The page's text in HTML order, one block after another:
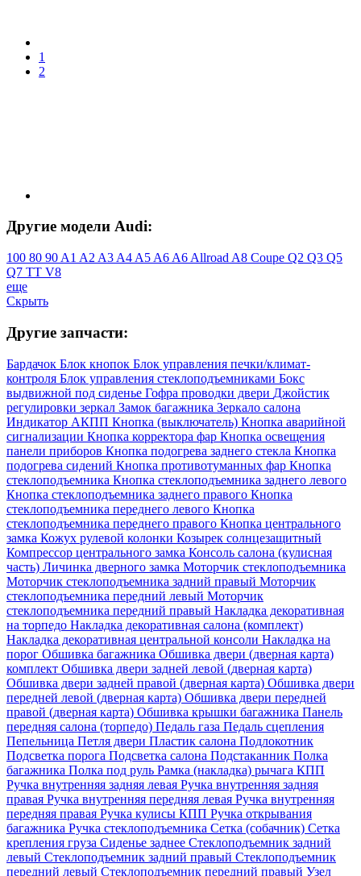
1
2
Другие модели Audi:
100 80 90 A1 A2 A3 A4 A5 A6 A6 Allroad A8 Coupe Q2 Q3 Q5
Q7 TT V8
еще
Скрыть
Другие запчасти:
Бардачок Блок кнопок Блок управления печки/климат-
контроля Блок управления стеклоподъемниками Бокс
выдвижной под сиденье Гофра проводки двери Джойстик
регулировки зеркал Замок багажника Зеркало салона
Индикатор АКПП Кнопка (выключатель) Кнопка аварийной
сигнализации Кнопка корректора фар Кнопка освещения
панели приборов Кнопка подогрева заднего стекла Кнопка
подогрева сидений Кнопка противотуманных фар Кнопка
стеклоподъемника Кнопка стеклоподъемника заднего левого
Кнопка стеклоподъемника заднего правого Кнопка
стеклоподъемника переднего левого Кнопка
стеклоподъемника переднего правого Кнопка центрального
замка Кожух рулевой колонки Козырек солнцезащитный
Компрессор центрального замка Консоль салона (кулисная
часть) Личинка дверного замка Моторчик стеклоподъемника
Моторчик стеклоподъемника задний правый Моторчик
стеклоподъемника передний левый Моторчик
стеклоподъемника передний правый Накладка декоративная
на торпедо Накладка декоративная салона (комплект)
Накладка декоративная центральной консоли Накладка на
порог Обшивка багажника Обшивка двери (дверная карта)
комплект Обшивка двери задней левой (дверная карта)
Обшивка двери задней правой (дверная карта) Обшивка двери
передней левой (дверная карта) Обшивка двери передней
правой (дверная карта) Обшивка крышки багажника Панель
передняя салона (торпедо) Педаль газа Педаль сцепления
Пепельница Петля двери Пластик салона Подлокотник
Подсветка порога Подсветка салона Подстаканник Полка
багажника Полка под руль Рамка (накладка) рычага КПП
Ручка внутренняя задняя левая Ручка внутренняя задняя
правая Ручка внутренняя передняя левая Ручка внутренняя
передняя правая Ручка кулисы КПП Ручка открывания
багажника Ручка стеклоподъемника Сетка (собачник) Сетка
крепления груза Сиденье заднее Стеклоподъемник задний
левый Стеклоподъемник задний правый Стеклоподъемник
передний левый Стеклоподъемник передний правый Узел